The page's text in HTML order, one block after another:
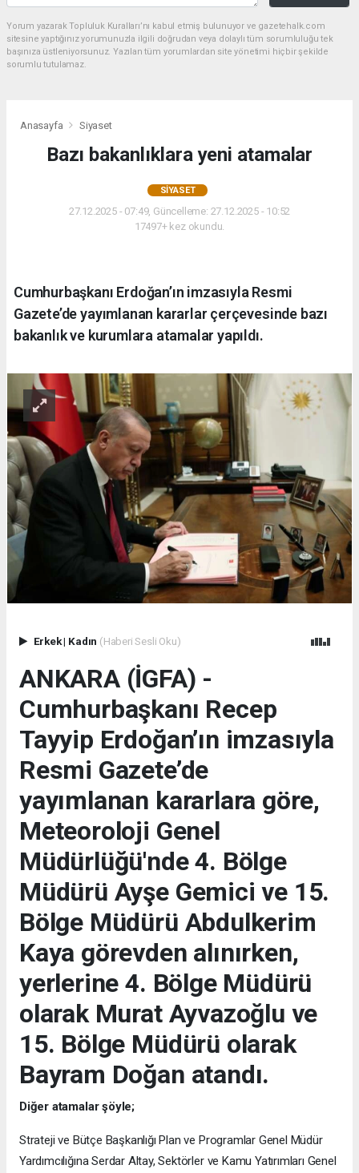
Yorum yazarak Topluluk Kuralları’nı kabul etmiş bulunuyor ve gazetehalk.com
sitesine yaptığınız yorumunuzla ilgili doğrudan veya dolaylı tüm sorumluluğu tek
başınıza üstleniyorsunuz. Yazılan tüm yorumlardan site yönetimi hiçbir şekilde
sorumlu tutulamaz.
Anasayfa Siyaset
Bazı bakanlıklara yeni atamalar
SIYASET
27.12.2025 - 07:49, Güncelleme: 27.12.2025 - 10:52
17497+ kez okundu.
Cumhurbaşkanı Erdoğan’ın imzasıyla Resmi
Gazete’de yayımlanan kararlar çerçevesinde bazı
bakanlık ve kurumlara atamalar yapıldı.
Erkek| Kadın (Haberi Sesli Oku)
ANKARA (İGFA) -
Cumhurbaşkanı Recep
Tayyip Erdoğan’ın imzasıyla
Resmi Gazete’de
yayımlanan kararlara göre,
Meteoroloji Genel
Müdürlüğü'nde 4. Bölge
Müdürü Ayşe Gemici ve 15.
Bölge Müdürü Abdulkerim
Kaya görevden alınırken,
yerlerine 4. Bölge Müdürü
olarak Murat Ayvazoğlu ve
15. Bölge Müdürü olarak
Bayram Doğan atandı.
Diğer atamalar şöyle;
Strateji ve Bütçe Başkanlığı Plan ve Programlar Genel Müdür
Yardımcılığına Serdar Altay, Sektörler ve Kamu Yatırımları Genel